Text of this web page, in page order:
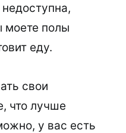
моете полы
еду.
свои
что лучше
у вас есть